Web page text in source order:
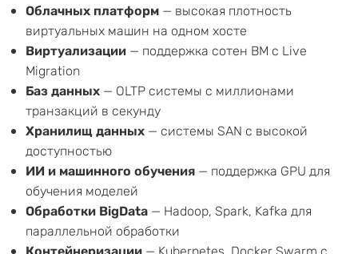
Облачных платформ — высокая плотность
виртуальных машин на одном хосте
Виртуализации — поддержка сотен ВМ с Live
Migration
Баз данных — OLTP системы с миллионами
транзакций в секунду
Хранилищ данных — системы SAN с высокой
доступностью
ИИ и машинного обучения — поддержка GPU для
обучения моделей
Обработки BigData — Hadoop, Spark, Kafka для
параллельной обработки